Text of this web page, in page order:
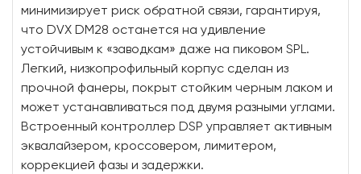
минимизирует риск обратной связи, гарантируя,
что DVX DM28 останется на удивление
устойчивым к «заводкам» даже на пиковом SPL.
Легкий, низкопрофильный корпус сделан из
прочной фанеры, покрыт стойким черным лаком и
может устанавливаться под двумя разными углами.
Встроенный контроллер DSP управляет активным
эквалайзером, кроссовером, лимитером,
коррекцией фазы и задержки.